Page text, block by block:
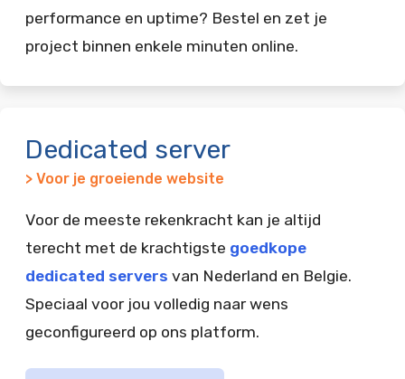
performance en uptime? Bestel en zet je
project binnen enkele minuten online.
Dedicated server
> Voor je groeiende website
Voor de meeste rekenkracht kan je altijd
terecht met de krachtigste goedkope
dedicated servers van Nederland en Belgie.
Speciaal voor jou volledig naar wens
geconfigureerd op ons platform.